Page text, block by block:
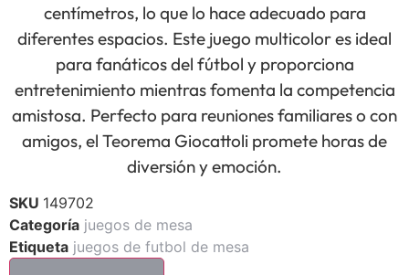
centímetros, lo que lo hace adecuado para
diferentes espacios. Este juego multicolor es ideal
para fanáticos del fútbol y proporciona
entretenimiento mientras fomenta la competencia
amistosa. Perfecto para reuniones familiares o con
amigos, el Teorema Giocattoli promete horas de
diversión y emoción.
SKU 149702
Categoría juegos de mesa
Etiqueta juegos de futbol de mesa